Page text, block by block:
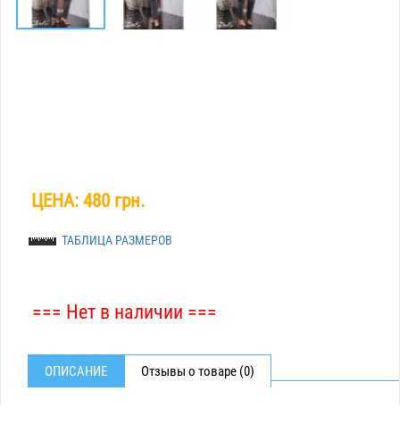
ЦЕНА: 480 грн.
ТАБЛИЦА РАЗМЕРОВ
=== Нет в наличии ===
ОПИСАНИЕ Отзывы о товаре (0)